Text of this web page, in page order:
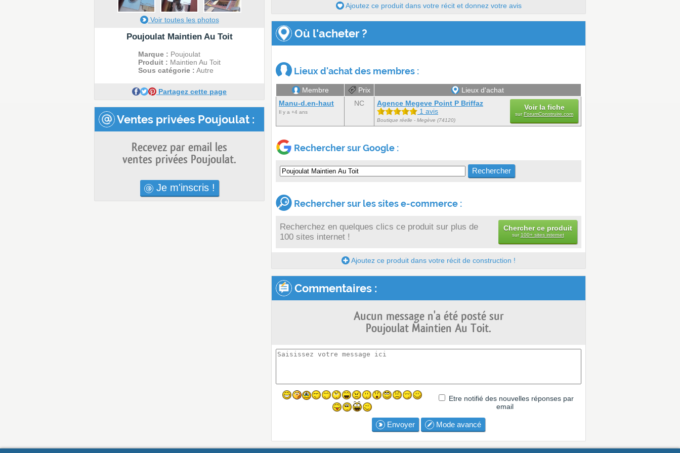
Voir toutes les photos
Poujoulat Maintien Au Toit
Marque : Poujoulat
Produit : Maintien Au Toit
Sous catégorie : Autre
Partagez cette page
Ventes privées Poujoulat :
Recevez par email les
ventes privées Poujoulat.
Je m'inscris !
Ajoutez ce produit dans votre récit et donnez votre avis
Où l'acheter ?
Lieux d'achat des membres :
Membre Prix
Lieux d'achat
Manu-d.en-haut
Il y a +4 ans
NC
Agence Megeve Point P Briffaz
1 avis
Boutique réelle - Megève (74120)
Voir la fiche
surForumConstruire.com
Rechercher sur Google :
Rechercher sur les sites e-commerce :
Recherchez en quelques clics ce produit sur plus de
100 sites internet !
Chercher ce produit
sur 100+ sites internet
Ajoutez ce produit dans votre récit de construction !
Commentaires :
Aucun message n'a été posté sur
Poujoulat Maintien Au Toit.
Etre notifié des nouvelles réponses par
email
Envoyer Mode avancé